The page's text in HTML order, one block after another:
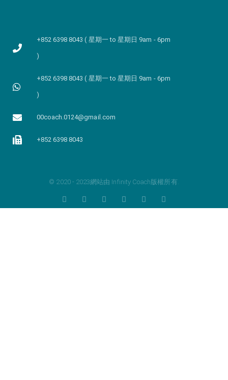
+852 6398 8043 ( 星期一 to 星期日 9am - 6pm
)
+852 6398 8043 ( 星期一 to 星期日 9am - 6pm
)
00coach.0124@gmail.com
+852 6398 8043
© 2020 - 2023網站由 Infinity Coach版權所有.